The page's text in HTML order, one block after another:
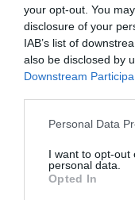
your opt-out. You
disclosure of your
IAB’s list of
also be disclosed by
Downstream
Personal Data
I want to opt-out
personal data.
Opted In
BBVA per
treballant per
com a motor que
factor essencial
innovació
ha recordat que
microempreses i
finançament per